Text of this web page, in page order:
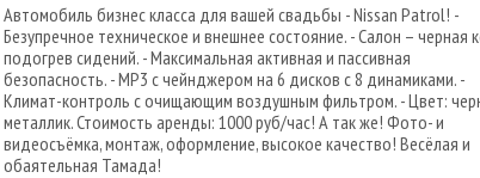
Автомобиль бизнес класса для вашей свадьбы - Nissan Patrol! -
Безупречное техническое и внешнее состояние. - Салон – черная
подогрев сидений. - Максимальная активная и пассивная
безопасность. - MP3 с чейнджером на 6 дисков с 8 динамиками. -
Климат-контроль с очищающим воздушным фильтром. - Цвет:
металлик. Стоимость аренды: 1000 руб/час! А так же! Фото- и
видеосъёмка, монтаж, оформление, высокое качество! Весёлая и
обаятельная Тамада!